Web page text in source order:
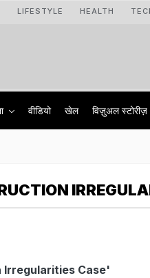
LIFESTYLE HEALTH
वीडियो खेल विज़ुअल स्टोरीज़
Irregularities Case'